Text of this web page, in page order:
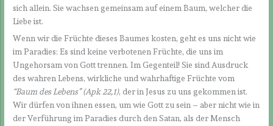
sich allein. Sie wachsen gemeinsam auf einem Baum, welcher die
Liebe ist.
Wenn wir die Früchte dieses Baumes kosten, geht es uns nicht wie
im Paradies: Es sind keine verbotenen Früchte, die uns im
Ungehorsam von Gott trennen. Im Gegenteil! Sie sind Ausdruck
des wahren Lebens, wirkliche und wahrhaftige Früchte vom
“Baum des Lebens” (Apk 22,1), der in Jesus zu uns gekommen ist.
Wir dürfen von ihnen essen, um wie Gott zu sein – aber nicht wie in
der Verführung im Paradies durch den Satan, als der Mensch